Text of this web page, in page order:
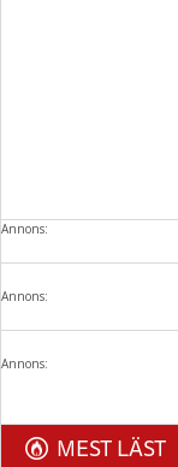
Annons:
Annons:
Annons:
MEST LÄST